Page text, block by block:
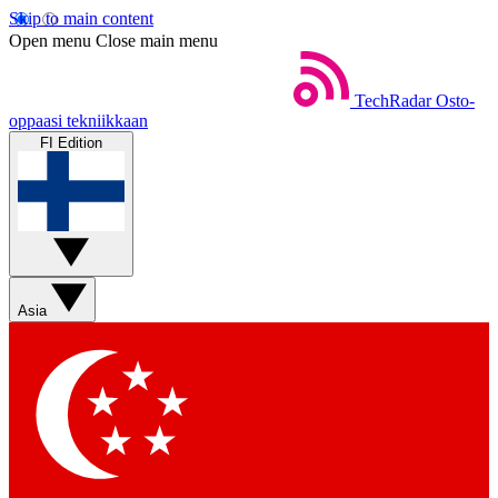
Skip to main content
Open menu Close main menu
TechRadar Osto-
oppaasi tekniikkaan
FI Edition
Asia